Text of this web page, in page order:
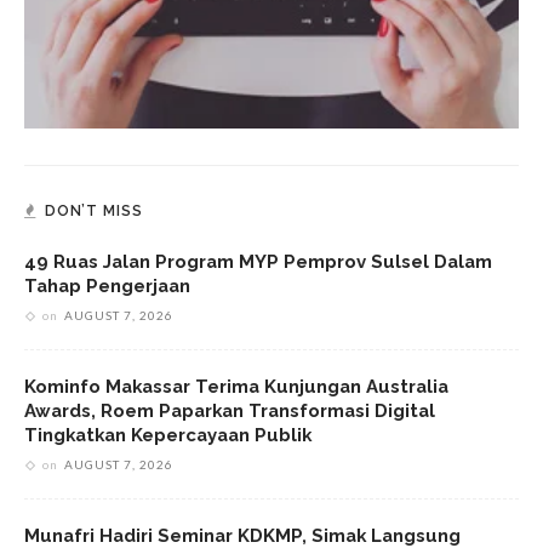
DON’T MISS
49 Ruas Jalan Program MYP Pemprov Sulsel Dalam
Tahap Pengerjaan
on AUGUST 7, 2026
Kominfo Makassar Terima Kunjungan Australia
Awards, Roem Paparkan Transformasi Digital
Tingkatkan Kepercayaan Publik
on AUGUST 7, 2026
Munafri Hadiri Seminar KDKMP, Simak Langsung